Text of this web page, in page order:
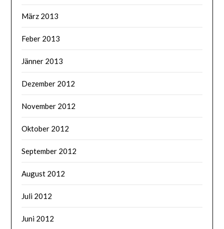
März 2013
Feber 2013
Jänner 2013
Dezember 2012
November 2012
Oktober 2012
September 2012
August 2012
Juli 2012
Juni 2012